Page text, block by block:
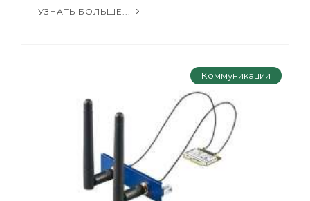
УЗНАТЬ БОЛЬШЕ...
Коммуникации